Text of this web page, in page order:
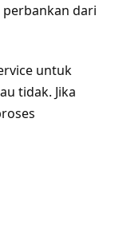
dari
untuk
tidak. Jika